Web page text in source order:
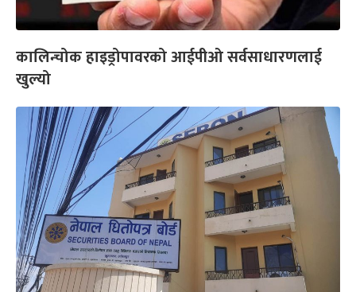
कालिन्चोक हाइड्रोपावरको आईपीओ सर्वसाधारणलाई
खुल्यो